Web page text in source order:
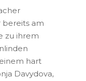
bereits am
zu ihrem
hart
Davydova,